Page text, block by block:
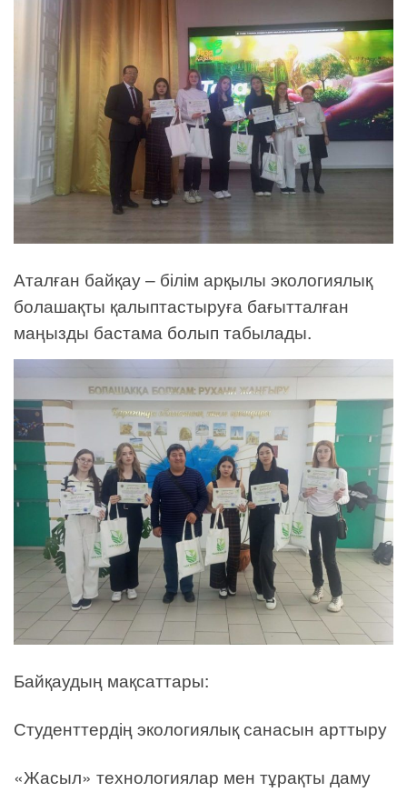
Аталған байқау – білім арқылы экологиялық
болашақты қалыптастыруға бағытталған
маңызды бастама болып табылады.
Байқаудың мақсаттары:
Студенттердің экологиялық санасын арттыру
«Жасыл» технологиялар мен тұрақты даму